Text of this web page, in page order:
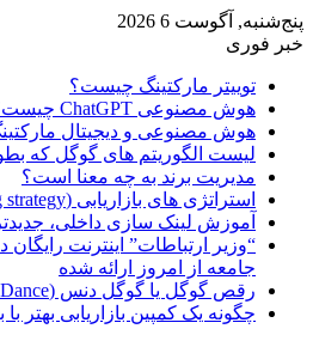
پنج‌شنبه, آگوست 6 2026
خبر فوری
توییتر مارکتینگ چیست؟
هوش مصنوعی ChatGPT چیست؟
هوش مصنوعی و دیجیتال
لیست الگوریتم های گوگل که
مدیریت برند به چه معنا است؟
استراتژی های بازاریابی (marketing strategy)
آموزش لینک سازی داخلی،
جامعه از امروز ارائه شده
رقص گوگل یا گوگل دنس (Google Dance) چیست؟
چگونه یک کمپین بازاریابی بهتر